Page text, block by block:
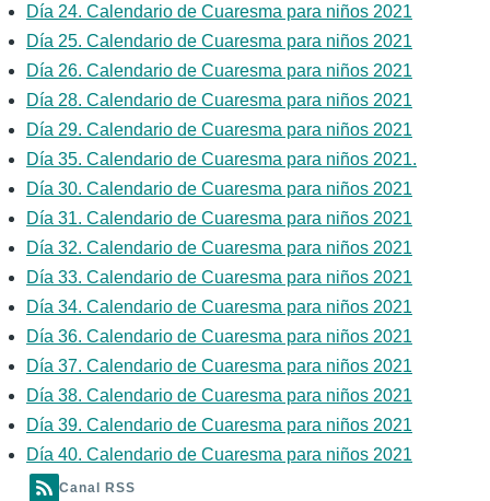
Día 24. Calendario de Cuaresma para niños 2021
Día 25. Calendario de Cuaresma para niños 2021
Día 26. Calendario de Cuaresma para niños 2021
Día 28. Calendario de Cuaresma para niños 2021
Día 29. Calendario de Cuaresma para niños 2021
Día 35. Calendario de Cuaresma para niños 2021.
Día 30. Calendario de Cuaresma para niños 2021
Día 31. Calendario de Cuaresma para niños 2021
Día 32. Calendario de Cuaresma para niños 2021
Día 33. Calendario de Cuaresma para niños 2021
Día 34. Calendario de Cuaresma para niños 2021
Día 36. Calendario de Cuaresma para niños 2021
Día 37. Calendario de Cuaresma para niños 2021
Día 38. Calendario de Cuaresma para niños 2021
Día 39. Calendario de Cuaresma para niños 2021
Día 40. Calendario de Cuaresma para niños 2021
Canal RSS